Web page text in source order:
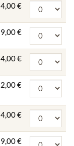
€
€
€
€
€
€